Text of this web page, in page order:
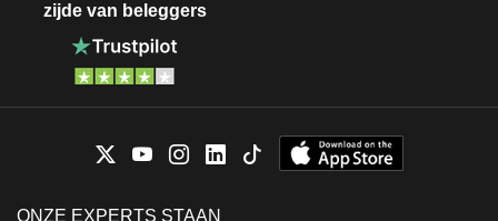
zijde van beleggers
ONZE EXPERTS STAAN